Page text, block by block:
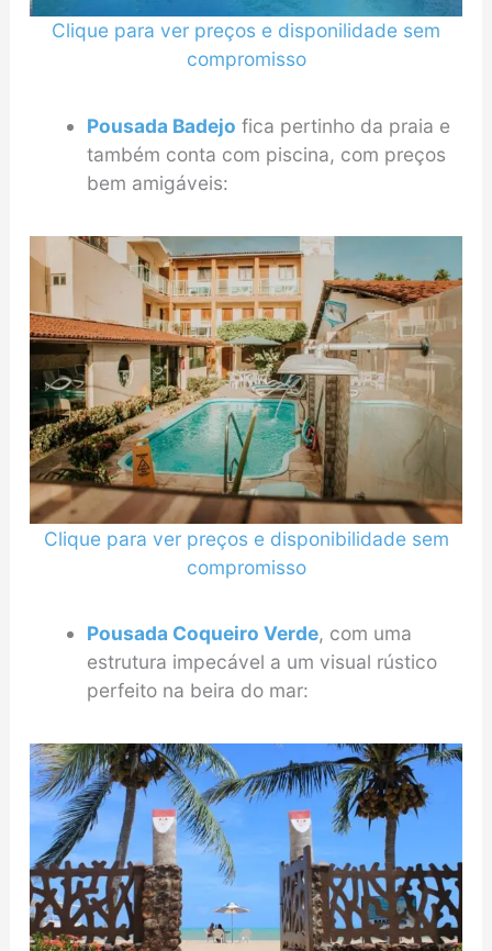
Clique para ver preços e disponilidade sem
compromisso
Pousada Badejo fica pertinho da praia e
também conta com piscina, com preços
bem amigáveis:
Clique para ver preços e disponibilidade sem
compromisso
Pousada Coqueiro Verde, com uma
estrutura impecável a um visual rústico
perfeito na beira do mar: